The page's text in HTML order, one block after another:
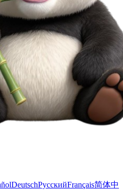
DeutschРусскийFrançais简体中